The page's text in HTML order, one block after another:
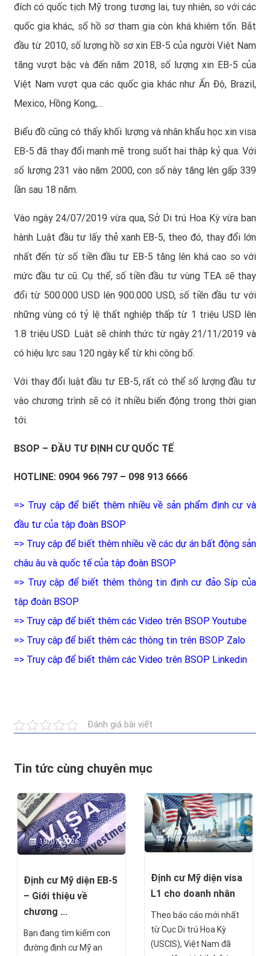
đích cóquốc tịch Mỹ trong tương lai, tuy nhiên, so với các
quốc gia khác, số hồ sơ tham gia còn khá khiêm tốn. Bắt
đầu từ 2010, số lượng hồ sơ xin EB-5 của người Việt Nam
tăng vượt bậc và đến năm 2018, số lượng xin EB-5 của
Việt Nam vượt qua các quốc gia khác như Ấn Độ, Brazil,
Mexico, Hồng Kong,…
Biểu đồ cũng có thấy khối lượng và nhân khẩu học xin visa
EB-5 đã thay đổi mạnh mẽ trong suốt hai thập kỷ qua. Với
số lượng 231 vào năm 2000, con số này tăng lên gấp 339
lần sau 18 năm.
Vào ngày 24/07/2019 vừa qua, Sở Di trú Hoa Kỳ vừa ban
hành Luật đầu tư lấy thẻ xanh EB-5, theo đó, thay đổi lớn
nhất đến từ số tiền đầu tư EB-5 tăng lên khá cao so với
mức đầu tư cũ. Cụ thể, số tiền đầu tư vùng TEA sẽ thay
đổi từ 500.000 USD lên 900.000 USD, số tiền đầu tư với
những vùng có tỷ lệ thất nghiệp thấp từ 1 triệu USD lên
1.8 triệu USD. Luật sẽ chính thức từ ngày 21/11/2019 và
có hiệu lực sau 120 ngày kể từ khi công bố.
Với thay đổi luật đầu tư EB-5, rất có thể số lượng đầu tư
vào chương trình sẽ có ít nhiều biến động trong thời gian
tới.
BSOP – ĐẦU TƯ ĐỊNH CƯ QUỐC TẾ
HOTLINE: 0904 966 797 – 098 913 6666
=> Truy cập để biết thêm nhiều về sản phẩm định cư và
đầu tư của tập đoàn BSOP
=> Truy cập để biết thêm nhiều về các dự án bất động sản
châu âu và quốc tế của tập đoàn BSOP
=> Truy cập để biết thêm thông tin định cư đảo Síp của
tập đoàn BSOP
=> Truy cập để biết thêm các Video trên BSOP Youtube
=> Truy cập để biết thêm các thông tin trên BSOP Zalo
=> Truy cập để biết thêm các Video trên BSOP Linkedin
Đánh giá bài viết
Tin tức cùng chuyên mục
19/01/2026
Định cư Mỹ diện EB-5
– Giới thiệu về
chương ...
Bạn đang tìm kiếm con
đường định cư Mỹ an
18/12/2025
Định cư Mỹ diện visa
L1 cho doanh nhân
Theo báo cáo mới nhất
từ Cục Di trú Hoa Kỳ
(USCIS), Việt Nam đã